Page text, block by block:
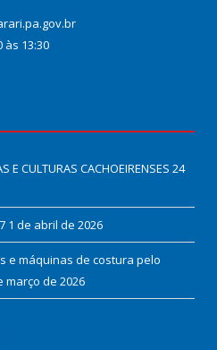
13:30
E CULTURAS CACHOEIRENSES 24
1 de abril de 2026
e máquinas de costura pelo
março de 2026